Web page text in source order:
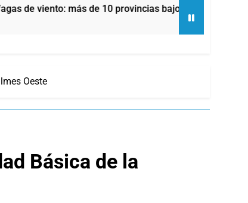
más de 10 provincias bajo alerta meteorológica
Oeste
Básica de la